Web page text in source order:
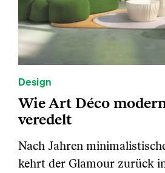
Design
Wie Art Déco
veredelt
Nach Jahren
kehrt der Glamour zurück